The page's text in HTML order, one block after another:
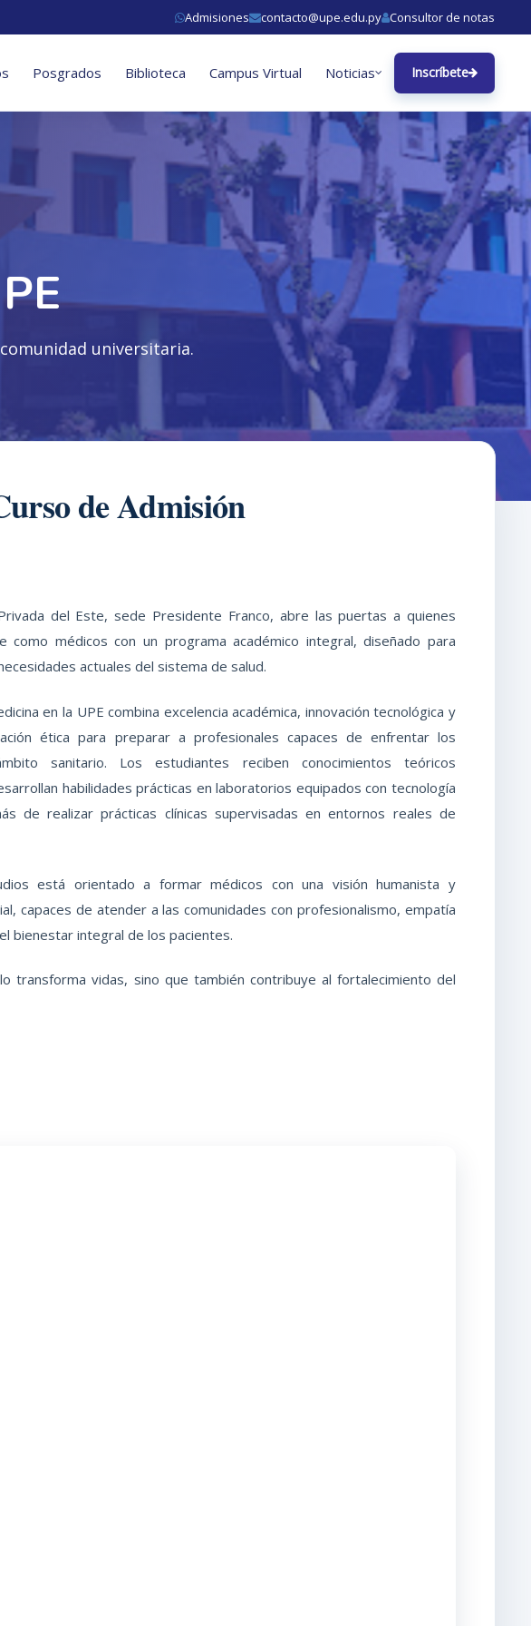
Admisiones contacto@upe.edu.py Consultor de notas
Posgrados Biblioteca Campus Virtual Noticias Inscríbete
universitaria.
de Admisión
del Este, sede Presidente Franco, abre las puertas a quienes
como médicos con un programa académico integral, diseñado para
actuales del sistema de salud.
en la UPE combina excelencia académica, innovación tecnológica y
ética para preparar a profesionales capaces de enfrentar los
sanitario. Los estudiantes reciben conocimientos teóricos
habilidades prácticas en laboratorios equipados con tecnología
de realizar prácticas clínicas supervisadas en entornos reales de
está orientado a formar médicos con una visión humanista y
capaces de atender a las comunidades con profesionalismo, empatía
bienestar integral de los pacientes.
transforma vidas, sino que también contribuye al fortalecimiento del